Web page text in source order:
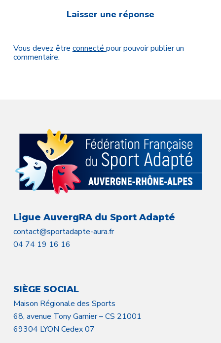
Laisser une réponse
Vous devez être connecté pour pouvoir publier un
commentaire.
Ligue AuvergRA du Sport Adapté
contact@sportadapte-aura.fr
04 74 19 16 16
SIÈGE SOCIAL
Maison Régionale des Sports
68, avenue Tony Garnier – CS 21001
69304 LYON Cedex 07